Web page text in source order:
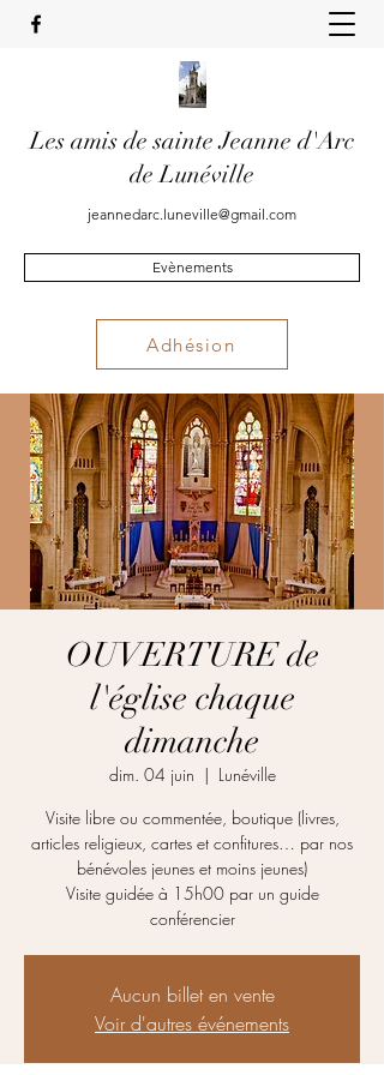
Les amis de sainte Jeanne d'Arc
de Lunéville
jeannedarc.luneville@gmail.com
Evènements
Adhésion
OUVERTURE de
l'église chaque
dimanche
dim. 04 juin
  |
Lunéville
Visite libre ou commentée, boutique (livres,
articles religieux, cartes et confitures… par nos
bénévoles jeunes et moins jeunes)
Visite guidée à 15h00 par un guide
conférencier
Aucun billet en vente
Voir d'autres événements